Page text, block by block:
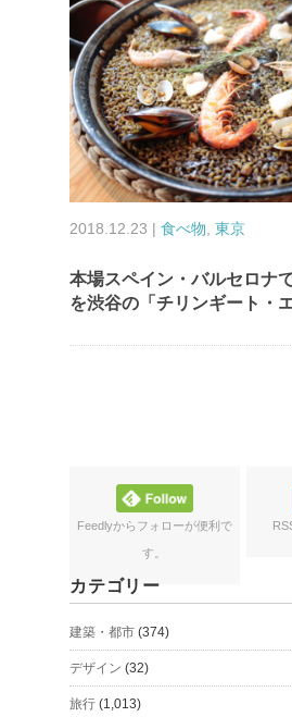
2018.12.23 | 食べ物 東京
本場スペイン・バルセロナ
を渋谷の「チリンギート・
Feedlyからフォローが便利で
す。
カテゴリー
建築・都市 (374)
デザイン (32)
旅行 (1,013)